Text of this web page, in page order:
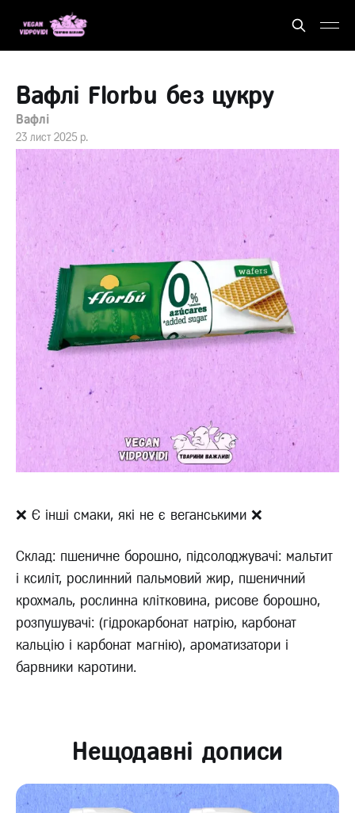
Вафлі Florbu без цукру
Вафлі
23 лист 2025 р.
❌ Є інші смаки, які не є веганськими ❌
Склад: пшеничне борошно, підсолоджувачі: мальтит
і ксиліт, рослинний пальмовий жир, пшеничний
крохмаль, рослинна клітковина, рисове борошно,
розпушувачі: (гідрокарбонат натрію, карбонат
кальцію і карбонат магнію), ароматизатори і
барвники каротини.
Нещодавні дописи